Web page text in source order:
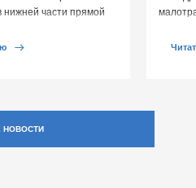
части прямой
НОВОСТИ